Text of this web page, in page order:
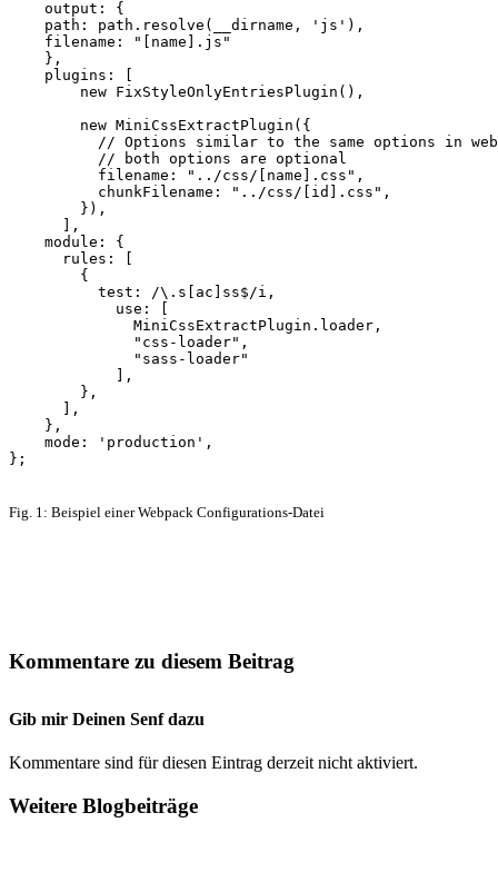
    output: {
    path: path.resolve(__dirname, 'js'),
    filename: "[name].js"
    },
    plugins: [
        new FixStyleOnlyEntriesPlugin(),
        new MiniCssExtractPlugin({
// Options similar to the same options in
          // both options are optional
          filename: "../css/[name].css",
          chunkFilename: "../css/[id].css",
        }),
      ],
    module: {
      rules: [
        {
          test: /\.s[ac]ss$/i,
            use: [
              MiniCssExtractPlugin.loader,
              "css-loader",
              "sass-loader"
            ],
        },
      ],
    },
    mode: 'production',
Fig. 1: Beispiel einer Webpack Configurations-Datei
Kommentare zu diesem Beitrag
Gib mir Deinen Senf dazu
Kommentare sind für diesen Eintrag derzeit nicht aktiviert.
Weitere Blogbeiträge